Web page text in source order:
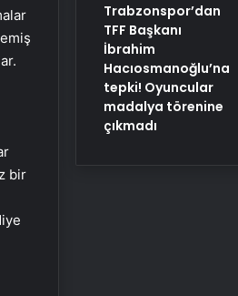
bir
Trabzonspor’dan
TFF Başkanı
İbrahim
Hacıosmanoğlu’na
tepki! Oyuncular
madalya törenine
çıkmadı